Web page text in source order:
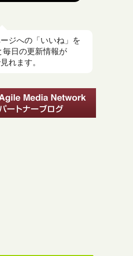
ジへの「いいね」を
毎日の更新情報が
れます。